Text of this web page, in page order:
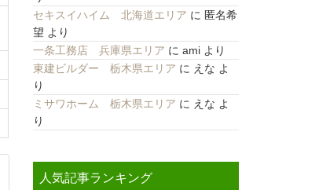
セキスイハイム 北海道エリア に 匿名希
望 より
一条工務店 兵庫県エリア に amiより
東建ビルダー 栃木県エリア に えな よ
り
ミサワホーム 栃木県エリア に えな よ
り
人気記事ランキング